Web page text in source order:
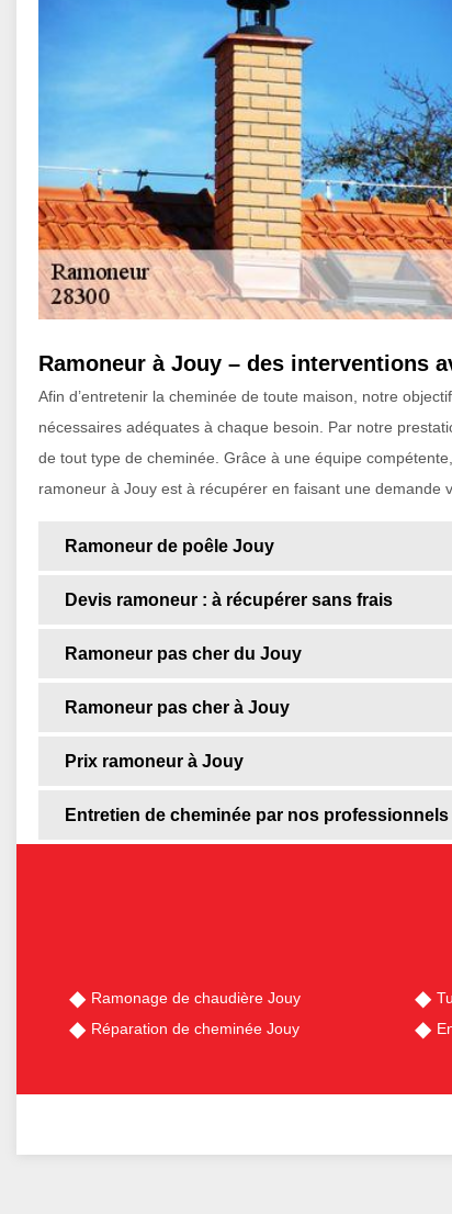
Ramoneur à Jouy – des interventions
Afin d’entretenir la cheminée de toute maison, notre
nécessaires adéquates à chaque besoin. Par notre
de tout type de cheminée. Grâce à une équipe
ramoneur à Jouy est à récupérer en faisant une demande
Ramoneur de poêle Jouy
Devis ramoneur : à récupérer sans frais
Ramoneur pas cher du Jouy
Ramoneur pas cher à Jouy
Prix ramoneur à Jouy
Entretien de cheminée par nos professionnels
Ramonage de chaudière Jouy
Réparation de cheminée Jouy